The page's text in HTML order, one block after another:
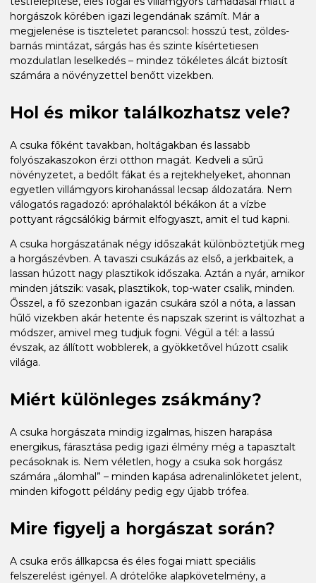
horgászok körében igazi legendának számít. Már a
megjelenése is tiszteletet parancsol: hosszú test, zöldes-
barnás mintázat, sárgás has és szinte kísértetiesen
mozdulatlan leselkedés – mindez tökéletes álcát biztosít
számára a növényzettel benőtt vizekben.
Hol és mikor találkozhatsz vele?
A csuka főként tavakban, holtágakban és lassabb
folyószakaszokon érzi otthon magát. Kedveli a sűrű
növényzetet, a bedőlt fákat és a rejtekhelyeket, ahonnan
egyetlen villámgyors kirohanással lecsap áldozatára. Nem
válogatós ragadozó: apróhalaktól békákon át a vízbe
pottyant rágcsálókig bármit elfogyaszt, amit el tud kapni.
A csuka horgászatának négy időszakát különböztetjük meg
a horgászévben. A tavaszi csukázás az első, a jerkbaitek, a
lassan húzott nagy plasztikok időszaka. Aztán a nyár, amikor
minden játszik: vasak, plasztikok, top-water csalik, minden.
Ősszel, a fő szezonban igazán csukára szól a nóta, a lassan
hűlő vizekben akár hetente és napszak szerint is változhat a
módszer, amivel meg tudjuk fogni. Végül a tél: a lassú
évszak, az állított wobblerek, a gyökketővel húzott csalik
világa.
Miért különleges zsákmány?
A csuka horgászata mindig izgalmas, hiszen harapása
energikus, fárasztása pedig igazi élmény még a tapasztalt
pecásoknak is. Nem véletlen, hogy a csuka sok horgász
számára „álomhal” – minden kapása adrenalinlöketet jelent,
minden kifogott példány pedig egy újabb trófea.
Mire figyelj a horgászat során?
A csuka erős állkapcsa és éles fogai miatt speciális
felszerelést igényel. A drótelőke alapkövetelmény, a